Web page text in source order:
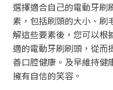
選擇適合自己的電動牙刷
素，包括刷頭的大小、刷
解這些要素後，您可以根
適的電動牙刷刷頭，從而
善口腔健康。及早維持健
擁有自信的笑容。